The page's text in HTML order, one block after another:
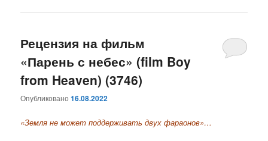
Рецензия на фильм
«Парень с небес» (film Boy
from Heaven) (3746)
Опубликовано16.08.2022
«Земля не может поддерживать двух фараонов»…